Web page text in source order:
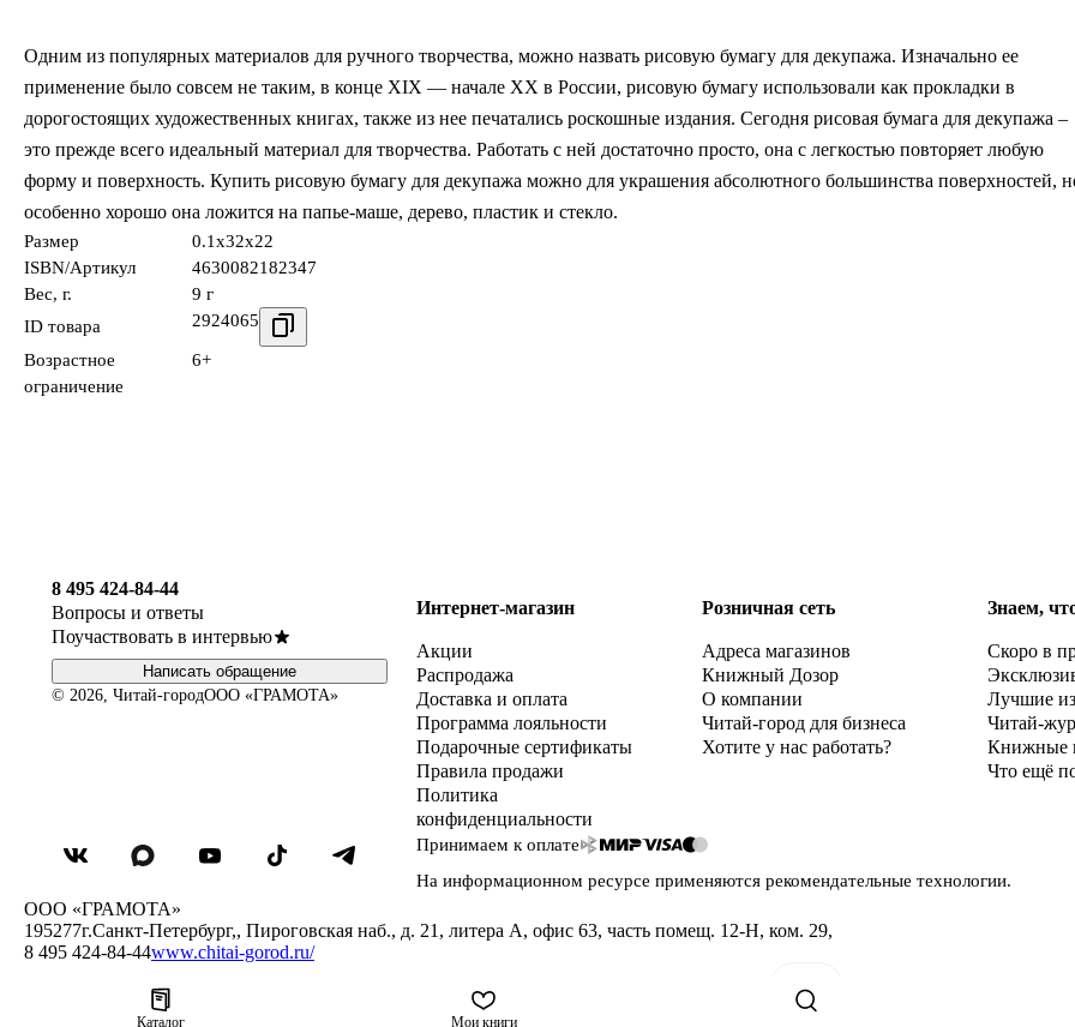
Каталог Мои книги
Одним из популярных материалов для ручного творчества, можно назвать рисовую бумагу для декупажа. Изначально ее
применение было совсем не таким, в конце XIX — начале XX в России, рисовую бумагу использовали как прокладки в
дорогостоящих художественных книгах, также из нее печатались роскошные издания. Сегодня рисовая бумага для декупажа –
это прежде всего идеальный материал для творчества. Работать с ней достаточно просто, она с легкостью повторяет любую
форму и поверхность. Купить рисовую бумагу для декупажа можно для украшения абсолютного большинства поверхностей,
особенно хорошо она ложится на папье-маше, дерево, пластик и стекло.
Размер
0.1x32x22
ISBN/Артикул
4630082182347
Вес, г.
9 г
ID товара
2924065
Возрастное
ограничение
6+
8 495 424-84-44
Вопросы и ответы
Поучаствовать в интервью
Написать обращение
© 2026, Читай-городООО «ГРАМОТА»
Интернет-магазин
Акции
Распродажа
Доставка и оплата
Программа лояльности
Подарочные сертификаты
Правила продажи
Политика
конфиденциальности
Розничная сеть
Адреса магазинов
Книжный Дозор
О компании
Читай-город для бизнеса
Хотите у нас работать?
Знаем,
Скоро в
Лучшие
Читай-
Книжные
Что ещё
Принимаем к оплате
На информационном ресурсе применяются рекомендательные технологии.
ООО «ГРАМОТА»
195277г.Санкт-Петербург,, Пироговская наб., д. 21, литера А, офис 63, часть помещ. 12-Н, ком. 29,
8 495 424-84-44www.chitai-gorod.ru/